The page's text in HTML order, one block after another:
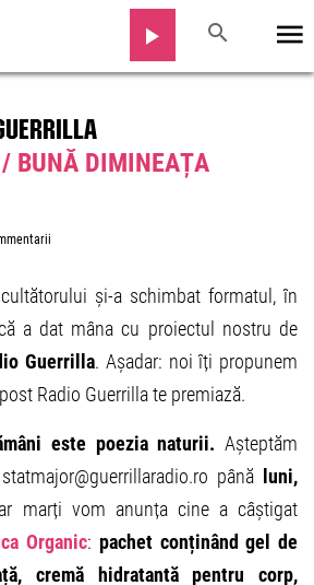
BUNĂ DIMINEAȚA
și-a schimbat formatul, în
a dat mâna cu proiectul nostru de
Guerrilla. Așadar: noi îți propunem
Radio Guerrilla te premiază.
este poezia naturii. Așteptăm
până
luni,
marți vom anunța cine a câștigat
Organic: pachet conținând gel de
cremă hidratantă pentru corp,